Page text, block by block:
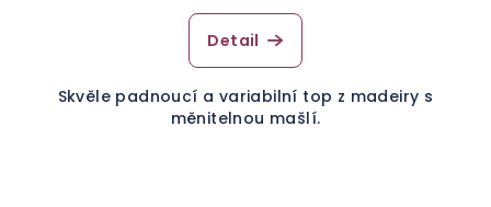
Detail
Skvěle padnoucí a variabilní top z madeiry s
měnitelnou mašlí.